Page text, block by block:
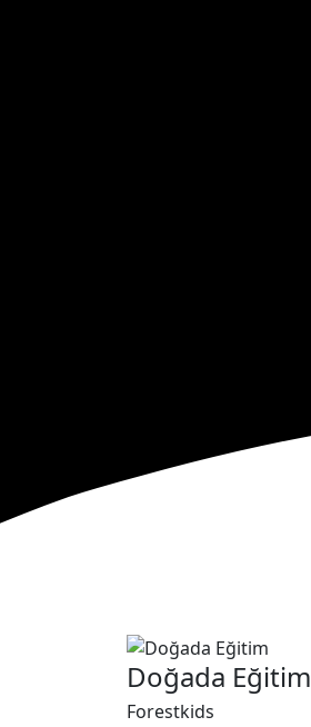
Doğada Eğitim
Forestkids